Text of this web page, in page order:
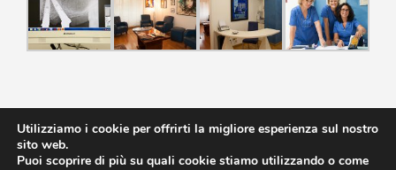
Utilizziamo i cookie per offrirti la migliore esperienza sul nostro
sito web.
Puoi scoprire di più su quali cookie stiamo utilizzando o come